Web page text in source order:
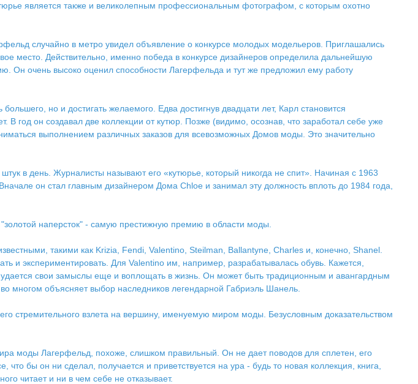
является также и великолепным профессиональным фотографом, с которым охотно
случайно в метро увидел объявление о конкурсе молодых модельеров. Приглашались
место. Действительно, именно победа в конкурсе дизайнеров определила дальнейшую
Он очень высоко оценил способности Лагерфельда и тут же предложил ему работу
но и достигать желаемого. Едва достигнув двадцати лет, Карл становится
год он создавал две коллекции от кутюр. Позже (видимо, осознав, что заработал себе уже
выполнением различных заказов для всевозможных Домов моды. Это значительно
в день. Журналисты называют его «кутюрье, который никогда не спит». Начиная с 1963
он стал главным дизайнером Дома Chloe и занимал эту должность вплоть до 1984 года,
наперсток" - самую престижную премию в области моды.
такими как Krizia, Fendi, Valentino, Steilman, Ballantyne, Charles и, конечно, Shanel.
и экспериментировать. Для Valentino им, например, разрабатывалась обувь. Кажется,
свои замыслы еще и воплощать в жизнь. Он может быть традиционным и авангардным
многом объясняет выбор наследников легендарной Габриэль Шанель.
стремительного взлета на вершину, именуемую миром моды. Безусловным доказательством
моды Лагерфельд, похоже, слишком правильный. Он не дает поводов для сплетен, его
бы он ни сделал, получается и приветствуется на ура - будь то новая коллекция, книга,
читает и ни в чем себе не отказывает.